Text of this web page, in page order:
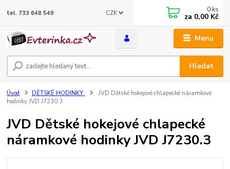
Menu
CZK
Hledat
tel. 733 648 549 0 ks
za 0,00 Kč
Úvod DĚTSKÉ HODINKY
JVD Dětské hokejové chlapecké náramkové
hodinky JVD J7230.3
JVD Dětské hokejové chlapecké
náramkové hodinky JVD J7230.3